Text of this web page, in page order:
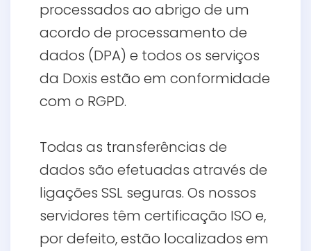
processados ao abrigo de um
acordo de processamento de
dados (DPA) e todos os serviços
da Doxis estão em conformidade
com o RGPD.
Todas as transferências de
dados são efetuadas através de
ligações SSL seguras. Os nossos
servidores têm certificação ISO e,
por defeito, estão localizados em